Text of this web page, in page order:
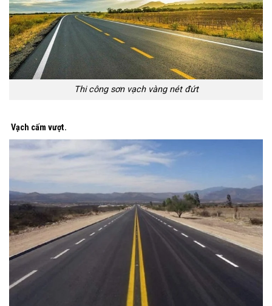
Thi công sơn vạch vàng nét đứt
Vạch cấm vượt.